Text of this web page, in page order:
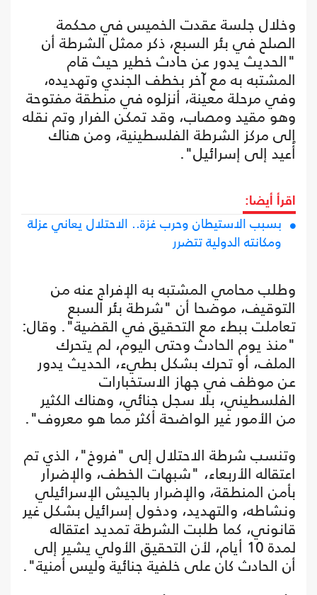
وخلال جلسة عقدت الخميس في محكمة
الصلح في بئر السبع، ذكر ممثل الشرطة أن
"الحديث يدور عن حادث خطير حيث قام
المشتبه به مع آخر بخطف الجندي وتهديده،
وفي مرحلة معينة، أنزلوه في منطقة مفتوحة
وهو مقيد ومصاب، وقد تمكن الفرار وتم نقله
إلى مركز الشرطة الفلسطينية، ومن هناك
أُعيد إلى إسرائيل".
اقرأ أيضا:
بسبب الاستيطان وحرب غزة.. الاحتلال يعاني عزلة
ومكانته الدولية تتضرر
وطلب محامي المشتبه به الإفراج عنه من
التوقيف، موضحا أن "شرطة بئر السبع
تعاملت ببطء مع التحقيق في القضية". وقال:
"منذ يوم الحادث وحتى اليوم، لم يتحرك
الملف، أو تحرك بشكل بطيء، الحديث يدور
عن موظف في جهاز الاستخبارات
الفلسطيني، بلا سجل جنائي، وهناك الكثير
من الأمور غير الواضحة أكثر مما هو معروف".
وتنسب شرطة الاحتلال إلى "فروخ"، الذي تم
اعتقاله الأربعاء، "شبهات الخطف، والإضرار
بأمن المنطقة، والإضرار بالجيش الإسرائيلي
ونشاطه، والتهديد، ودخول إسرائيل بشكل غير
قانوني، كما طلبت الشرطة تمديد اعتقاله
لمدة 10 أيام، لأن التحقيق الأولي يشير إلى
أن الحادث كان على خلفية جنائية وليس أمنية".